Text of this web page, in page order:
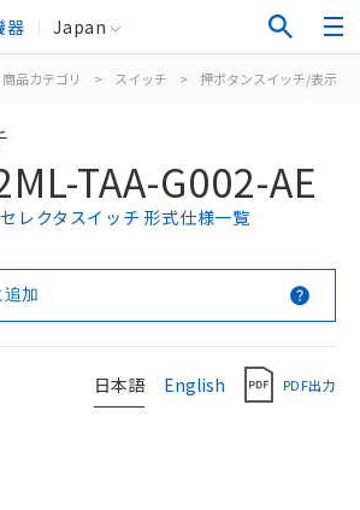
器 Japan
商品カテゴリ > スイッチ > 押ボタンスイッチ/表示灯
TAA-G002-AE
レクタスイッチ 形式仕様一覧
加
日本語 English PDF出力